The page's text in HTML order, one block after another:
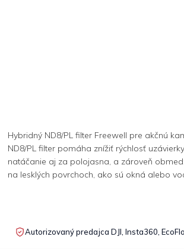
Hybridný ND8/PL filter Freewell pre akčnú
ND8/PL filter pomáha znížiť rýchlosť
natáčanie aj za polojasna, a zároveň
na lesklých povrchoch, ako sú okná alebo
Autorizovaný predajca DJI, Insta360,